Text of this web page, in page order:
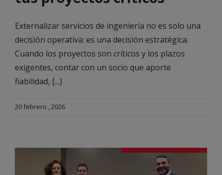
Externalizar servicios de ingeniería no es solo una
decisión operativa: es una decisión estratégica.
Cuando los proyectos son críticos y los plazos
exigentes, contar con un socio que aporte
fiabilidad, [...]
20 febrero , 2026